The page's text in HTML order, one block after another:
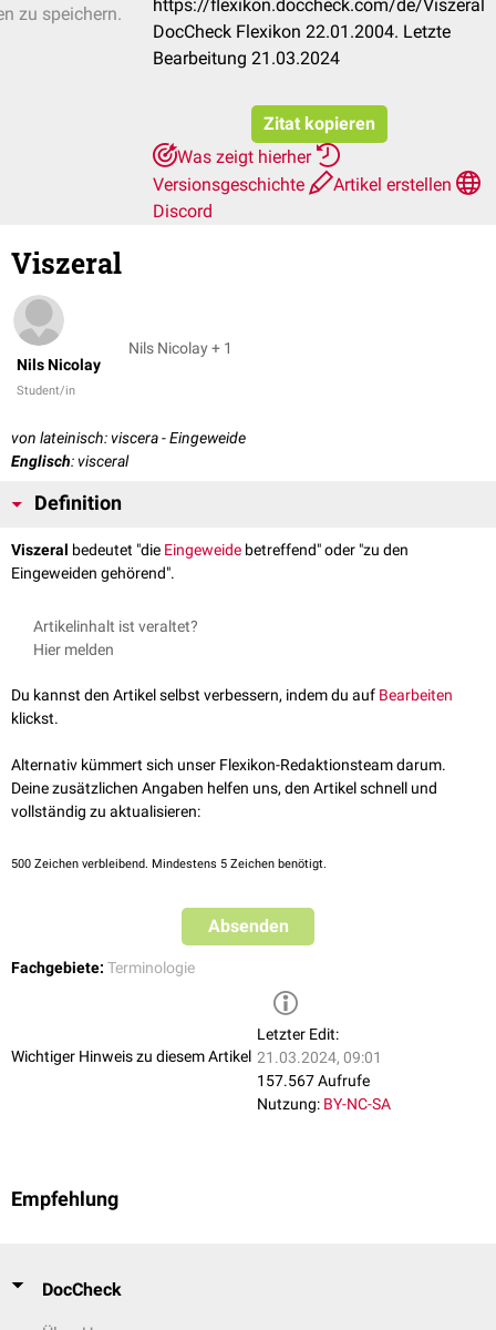
zu speichern.
https://flexikon.doccheck.com/de/Viszeral
DocCheck Flexikon 22.01.2004. Letzte
Bearbeitung 21.03.2024
Zitat kopieren
Was zeigt hierher
Versionsgeschichte
Artikel erstellen
Discord
Viszeral
Nils Nicolay
Student/in
Nils Nicolay + 1
von lateinisch: viscera - Eingeweide
Englisch: visceral
Definition
Viszeral bedeutet "die Eingeweide betreffend" oder "zu den
Eingeweiden gehörend".
Artikelinhalt ist veraltet?
Hier melden
Du kannst den Artikel selbst verbessern, indem du auf Bearbeiten
klickst.
Alternativ kümmert sich unser Flexikon-Redaktionsteam darum.
Deine zusätzlichen Angaben helfen uns, den Artikel schnell und
vollständig zu aktualisieren:
500 Zeichen verbleibend. Mindestens 5 Zeichen benötigt.
Absenden
Fachgebiete: Terminologie
Wichtiger Hinweis zu diesem Artikel
Letzter Edit:
21.03.2024, 09:01
157.567 Aufrufe
Nutzung: BY-NC-SA
Empfehlung
DocCheck